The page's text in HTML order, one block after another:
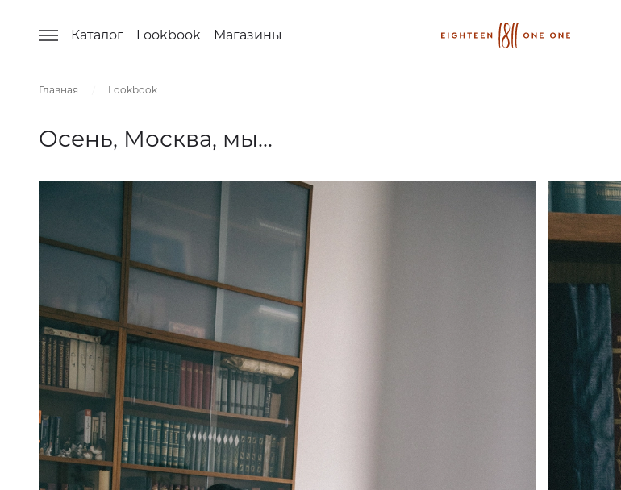
Каталог Lookbook Магазины
Главная Lookbook
Осень, Москва, мы...
Узнайте первыми о новинках и скидках